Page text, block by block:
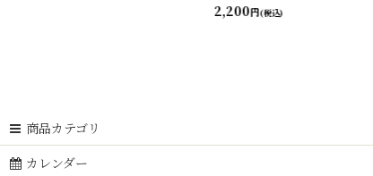
2,200円(税込)
商品カテゴリ
カレンダー